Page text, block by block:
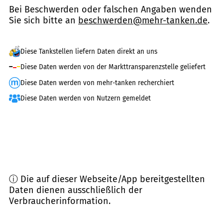
Bei Beschwerden oder falschen Angaben wenden
Sie sich bitte an beschwerden@mehr-tanken.de.
Diese Tankstellen liefern Daten direkt an uns
Diese Daten werden von der Markttransparenzstelle geliefert
Diese Daten werden von mehr-tanken recherchiert
Diese Daten werden von Nutzern gemeldet
ⓘ Die auf dieser Webseite/App bereitgestellten
Daten dienen ausschließlich der
Verbraucherinformation.